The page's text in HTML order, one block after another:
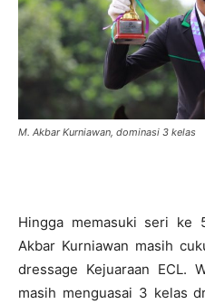
M. Akbar Kurniawan, dominasi 3 kelas
Hingga memasuki seri ke
Akbar Kurniawan masih
dressage Kejuaraan ECL.
masih menguasai 3 kelas